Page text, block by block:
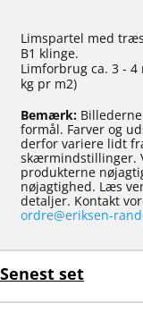
Limspartel med
B1 klinge.
Limforbrug ca. 3 -
kg pr m2)
Bemærk:
formål. Farver og
derfor variere lidt
skærmindstillinger.
produkterne
nøjagtighed. Læs
detaljer. Kontakt
ordre@eriksen-
Senest set